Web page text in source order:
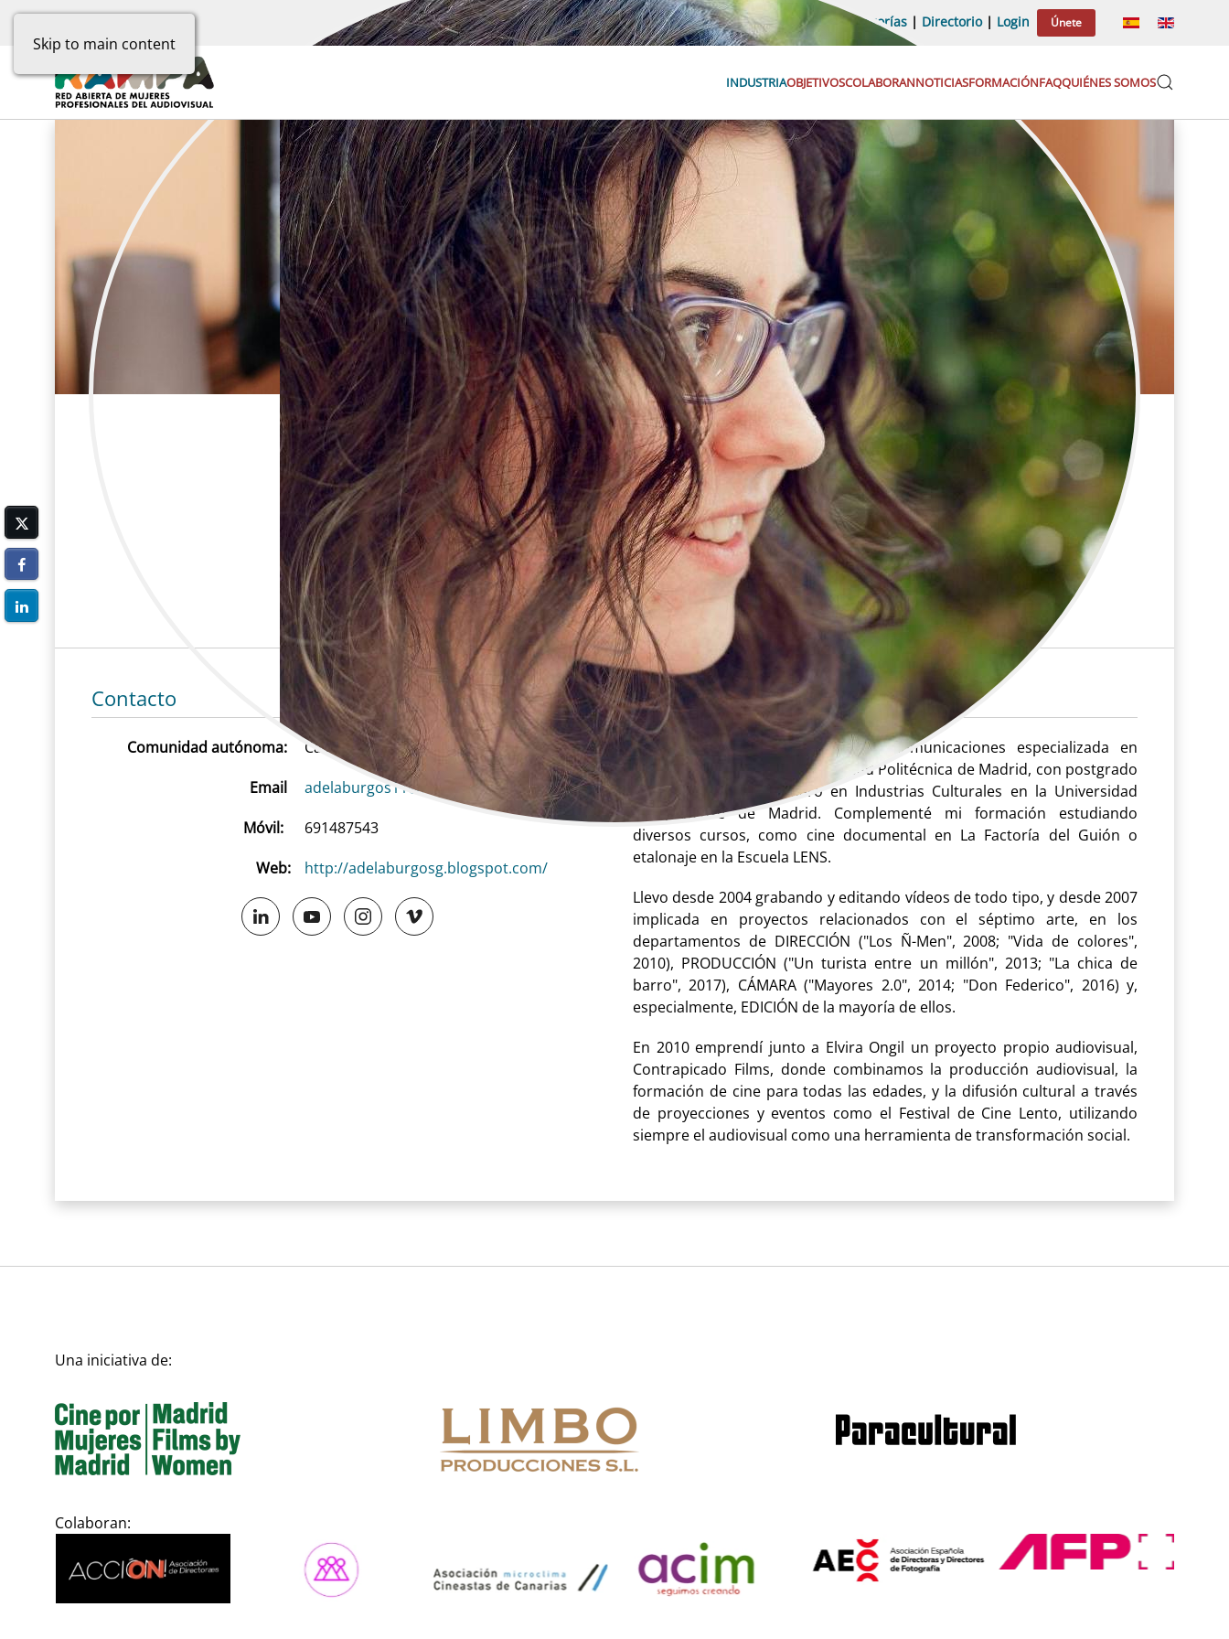
Skip to main content
Categorías | Directorio| Login Únete
INDUSTRIAOBJETIVOSCOLABORANNOTICIASFORMACIÓNFAQQUIÉNES SOMOS
Adela Burgos
Cine | Montaje | Montadora
Cine, Montaje, Montadora
Contacto
Comunidad autónoma:
Castilla-La Mancha
Email
adelaburgos11@hotmail.com
Móvil:
691487543
Web:
http://adelaburgosg.blogspot.com/
Biografía
Estudié Ingeniería Técnica de Telecomunicaciones especializada en
Sonido e Imagen en la Universidad Politécnica de Madrid, con postgrado
en Perspectiva de Género en Industrias Culturales en la Universidad
Complutense de Madrid. Complementé mi formación estudiando
diversos cursos, como cine documental en La Factoría del Guión o
etalonaje en la Escuela LENS.
Llevo desde 2004 grabando y editando vídeos de todo tipo, y desde 2007
implicada en proyectos relacionados con el séptimo arte, en los
departamentos de DIRECCIÓN ("Los Ñ-Men", 2008; "Vida de colores",
2010), PRODUCCIÓN ("Un turista entre un millón", 2013; "La chica de
barro", 2017), CÁMARA ("Mayores 2.0", 2014; "Don Federico", 2016) y,
especialmente, EDICIÓN de la mayoría de ellos.
En 2010 emprendí junto a Elvira Ongil un proyecto propio audiovisual,
Contrapicado Films, donde combinamos la producción audiovisual, la
formación de cine para todas las edades, y la difusión cultural a través
de proyecciones y eventos como el Festival de Cine Lento, utilizando
siempre el audiovisual como una herramienta de transformación social.
Una iniciativa de:
Colaboran: